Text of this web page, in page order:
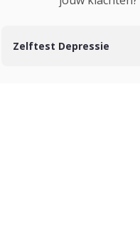
Zelftest Depressie